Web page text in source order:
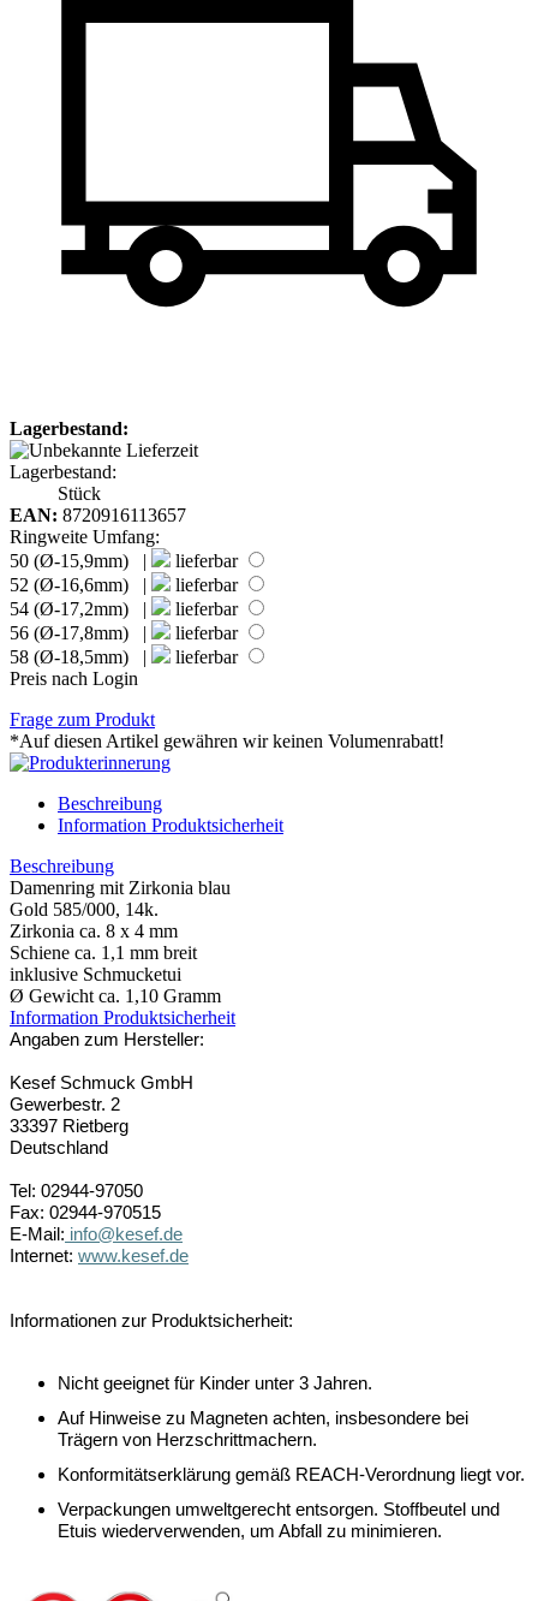
Lagerbestand:
Lagerbestand:
Stück
EAN: 8720916113657
Ringweite Umfang:
50 (Ø-15,9mm) |
lieferbar
52 (Ø-16,6mm) |
lieferbar
54 (Ø-17,2mm) |
lieferbar
56 (Ø-17,8mm) |
lieferbar
58 (Ø-18,5mm) |
lieferbar
Preis nach Login
Frage zum Produkt
*Auf diesen Artikel gewähren wir keinen Volumenrabatt!
Beschreibung
Information Produktsicherheit
Beschreibung
Damenring mit Zirkonia blau
Gold 585/000, 14k.
Zirkonia ca. 8 x 4 mm
Schiene ca. 1,1 mm breit
inklusive Schmucketui
Ø Gewicht ca. 1,10 Gramm
Information Produktsicherheit
Angaben zum Hersteller:
Kesef Schmuck GmbH
Gewerbestr. 2
33397 Rietberg
Deutschland
Tel: 02944-97050
Fax: 02944-970515
E-Mail: info@kesef.de
Internet: www.kesef.de
Informationen zur Produktsicherheit:
Nicht geeignet für Kinder unter 3 Jahren.
Auf Hinweise zu Magneten achten, insbesondere bei
Trägern von Herzschrittmachern.
Konformitätserklärung gemäß REACH-Verordnung liegt vor.
Verpackungen umweltgerecht entsorgen. Stoffbeutel und
Etuis wiederverwenden, um Abfall zu minimieren.